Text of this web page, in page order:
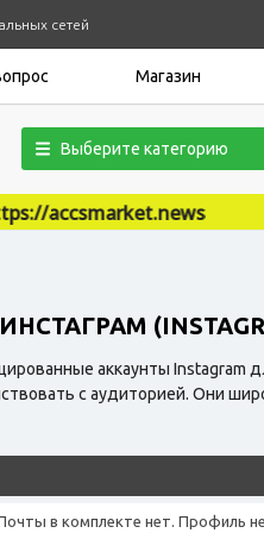
сетей
Магазин
Выберите категорию
аккаунты Instagram
с аудиторией. Они
в комплекте нет. Профиль